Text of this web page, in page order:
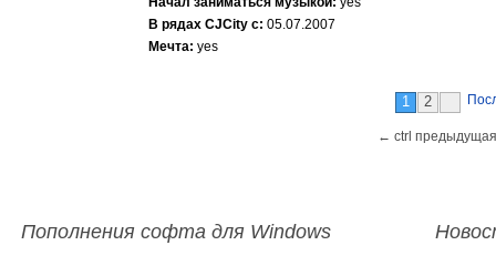
В рядах CJCity с: 05.07.2007
Мечта: yes
1 2
← ctrl
Пополнения софта для Windows